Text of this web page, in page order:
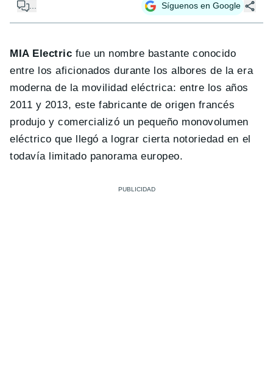
Síguenos en Google
MIA Electric fue un nombre bastante conocido
entre los aficionados durante los albores de la era
moderna de la movilidad eléctrica: entre los años
2011 y 2013, este fabricante de origen francés
produjo y comercializó un pequeño monovolumen
eléctrico que llegó a lograr cierta notoriedad en el
todavía limitado panorama europeo.